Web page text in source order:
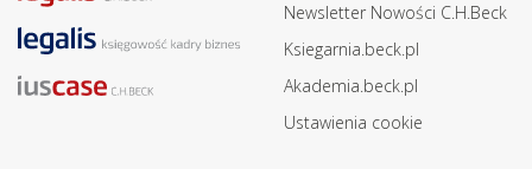
Newsletter Nowości C.H.Beck
Ksiegarnia.beck.pl
Akademia.beck.pl
Ustawienia cookie